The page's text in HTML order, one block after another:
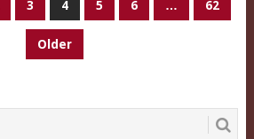
3 4 5 6 … 62
Older